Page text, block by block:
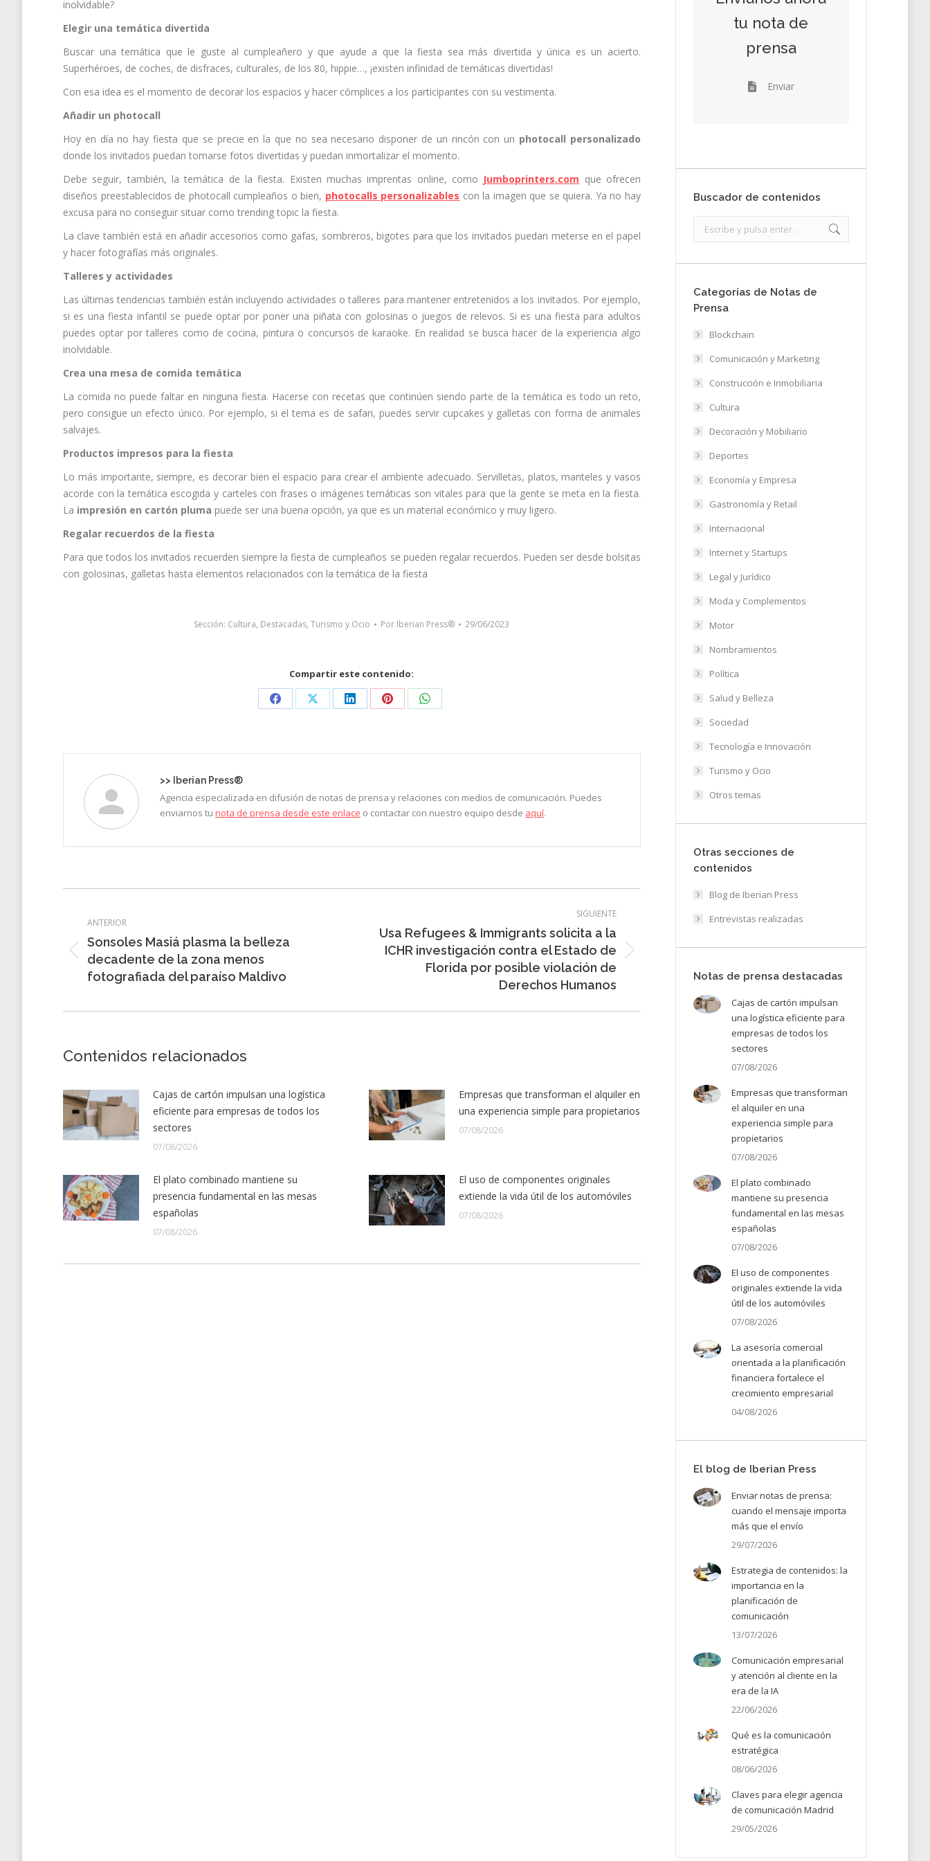
inolvidable?
Elegir una temática divertida
Buscar una temática que le guste al cumpleañero y que ayude a que la fiesta sea más divertida y única es un acierto.
Superhéroes, de coches, de disfraces, culturales, de los 80, hippie…, ¡existen infinidad de temáticas divertidas!
Con esa idea es el momento de decorar los espacios y hacer cómplices a los participantes con su vestimenta.
Añadir un photocall
Hoy en día no hay fiesta que se precie en la que no sea necesario disponer de un rincón con un photocall personalizado
donde los invitados puedan tomarse fotos divertidas y puedan inmortalizar el momento.
Debe seguir, también, la temática de la fiesta. Existen muchas imprentas online, como Jumboprinters.com que ofrecen
diseños preestablecidos de photocall cumpleaños o bien, photocalls personalizables con la imagen que se quiera. Ya no hay
excusa para no conseguir situar como trending topic la fiesta.
La clave también está en añadir accesorios como gafas, sombreros, bigotes para que los invitados puedan meterse en el papel
y hacer fotografías más originales.
Talleres y actividades
Las últimas tendencias también están incluyendo actividades o talleres para mantener entretenidos a los invitados. Por ejemplo,
si es una fiesta infantil se puede optar por poner una piñata con golosinas o juegos de relevos. Si es una fiesta para adultos
puedes optar por talleres como de cocina, pintura o concursos de karaoke. En realidad se busca hacer de la experiencia algo
inolvidable.
Crea una mesa de comida temática
La comida no puede faltar en ninguna fiesta. Hacerse con recetas que continúen siendo parte de la temática es todo un reto,
pero consigue un efecto único. Por ejemplo, si el tema es de safari, puedes servir cupcakes y galletas con forma de animales
salvajes.
Productos impresos para la fiesta
Lo más importante, siempre, es decorar bien el espacio para crear el ambiente adecuado. Servilletas, platos, manteles y vasos
acorde con la temática escogida y carteles con frases o imágenes temáticas son vitales para que la gente se meta en la fiesta.
La impresión en cartón pluma puede ser una buena opción, ya que es un material económico y muy ligero.
Regalar recuerdos de la fiesta
Para que todos los invitados recuerden siempre la fiesta de cumpleaños se pueden regalar recuerdos. Pueden ser desde bolsitas
con golosinas, galletas hasta elementos relacionados con la temática de la fiesta
Sección: Cultura, Destacadas,Turismo y Ocio Por Iberian Press® 29/06/2023
Compartir este contenido:
Share
Facebook
Share
X
Share
LinkedIn
Share
Pinterest
Share
WhatsApp
>> Iberian Press®
Agencia especializada en difusión de notas de prensa y relaciones con medios de comunicación. Puedes
enviarnos tu nota de prensa desde este enlace o contactar con nuestro equipo desde aquí.
entre
entradas
ANTERIOR
Entrada
anterior:
Sonsoles Masiá plasma la belleza
decadente de la zona menos
fotografiada del paraíso Maldivo
SIGUIENTE
Entrada
Usa Refugees & Immigrants solicita a la
ICHR investigación contra el Estado de
Florida por posible violación de
Derechos Humanos
Contenidos relacionados
Cajas de cartón impulsan una logística
eficiente para empresas de todos los
sectores
07/08/2026
Empresas que transforman el alquiler en
una experiencia simple para propietarios
07/08/2026
El plato combinado mantiene su
presencia fundamental en las mesas
españolas
07/08/2026
El uso de componentes originales
extiende la vida útil de los automóviles
07/08/2026
tu nota de
prensa
Enviar
Buscador de contenidos
Categorías de Notas de
Prensa
Blockchain
Comunicación y Marketing
Construcción e Inmobiliaria
Cultura
Decoración y Mobiliario
Deportes
Economía y Empresa
Gastronomía y Retail
Internacional
Internet y Startups
Legal y Jurídico
Moda y Complementos
Motor
Nombramientos
Política
Salud y Belleza
Sociedad
Tecnología e Innovación
Turismo y Ocio
Otros temas
Otras secciones de
contenidos
Blog de Iberian Press
Entrevistas realizadas
Notas de prensa destacadas
Cajas de cartón impulsan
una logística eficiente para
empresas de todos los
sectores
07/08/2026
Empresas que transforman
el alquiler en una
experiencia simple para
propietarios
07/08/2026
El plato combinado
mantiene su presencia
fundamental en las mesas
españolas
07/08/2026
El uso de componentes
originales extiende la vida
útil de los automóviles
07/08/2026
La asesoría comercial
orientada a la planificación
financiera fortalece el
crecimiento empresarial
04/08/2026
El blog de Iberian Press
Enviar notas de prensa:
cuando el mensaje importa
más que el envío
29/07/2026
Estrategia de contenidos: la
importancia en la
planificación de
comunicación
13/07/2026
Comunicación empresarial
y atención al cliente en la
era de la IA
22/06/2026
Qué es la comunicación
estratégica
08/06/2026
Claves para elegir agencia
de comunicación Madrid
29/05/2026